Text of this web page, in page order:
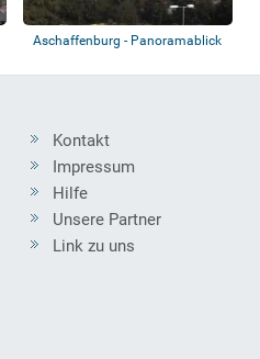
Aschaffenburg - Panoramablick
Kontakt
Impressum
Hilfe
Unsere Partner
Link zu uns